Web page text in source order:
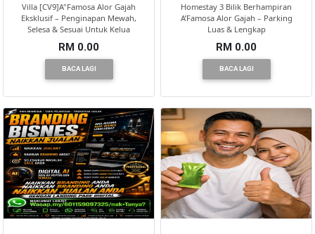
Villa [CV9]A"Famosa Alor Gajah
Eksklusif – Penginapan Mewah,
Selesa & Sesuai Untuk Kelua
RM 0.00
BACA LAGI
Homestay 3 Bilik Berhampiran
A’Famosa Alor Gajah – Parking
Luas & Lengkap
RM 0.00
BACA LAGI